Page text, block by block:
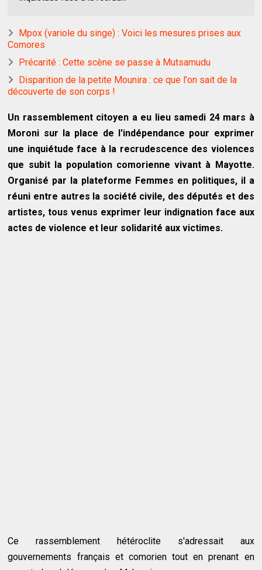
Mpox (variole du singe) : Voici les mesures prises aux
Comores
Précarité : Cette scène se passe à Mutsamudu
Disparition de la petite Mounira : ce que l'on sait de la
découverte de son corps !
Un rassemblement citoyen a eu lieu samedi 24 mars à
Moroni sur la place de l'indépendance pour exprimer
une inquiétude face à la recrudescence des violences
que subit la population comorienne vivant à Mayotte.
Organisé par la plateforme Femmes en politiques, il a
réuni entre autres la société civile, des députés et des
artistes, tous venus exprimer leur indignation face aux
actes de violence et leur solidarité aux victimes.
Ce rassemblement hétéroclite s'adressait aux
gouvernements français et comorien tout en prenant en